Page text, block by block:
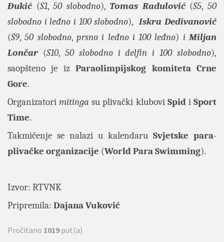
Đukić (S1,50 slobodno), Tomas Radulović(S5,50
slobodno i leđno i 100 slobodno),Iskra Dedivanović
(S9,50 slobodno, prsno i leđno i 100 leđno) iMiljan
Lončar (S10, 50 slobodno i delfin i 100 slobodno),
saopšteno je izParaolimpijskog komiteta Crne
Gore.
Organizatori mitinga su plivački klubovi Spid iSport
Time.
Takmičenje se nalazi u kalendaru Svjetske para-
plivačke organizacije (World Para Swimming).
Izvor: RTVNK
Pripremila: Dajana Vuković
Pročitano 1019put(a)